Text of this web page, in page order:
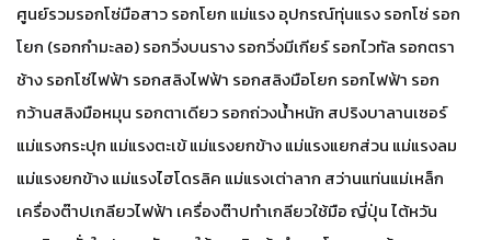
ศูนย์รวมรอกโซ่มือสาว รอกโยก แม่แรง อุปกรณ์ทุ่นแรง รอกโซ่ รอก
โยก (รอกกำมะลอ) รอกวิ่งบนราง รอกวิ่งมีเกียร์ รอกไวทัล รอกตรา
ช้าง รอกโซ่ไฟฟ้า รอกสลิงไฟฟ้า รอกสลิงมือโยก รอกไฟฟ้า รอก
กว้านสลิงมือหมุน รอกตาเดียว รอกถ่วงน้ำหนัก สปริงบาลานเซอร์
แม่แรงกระปุก แม่แรงตะเข้ แม่แรงยกข้าง แม่แรงแยกส่วน แม่แรงลม
แม่แรงยกข้าง แม่แรงไฮโดรลิค แม่แรงเต่าลาก สว่านแท่นแม่เหล็ก
เครื่องต๊าปเกลียวไฟฟ้า เครื่องต๊าปทำเกลียวใช้มือ ญี่ปุ่น ไต้หวัน